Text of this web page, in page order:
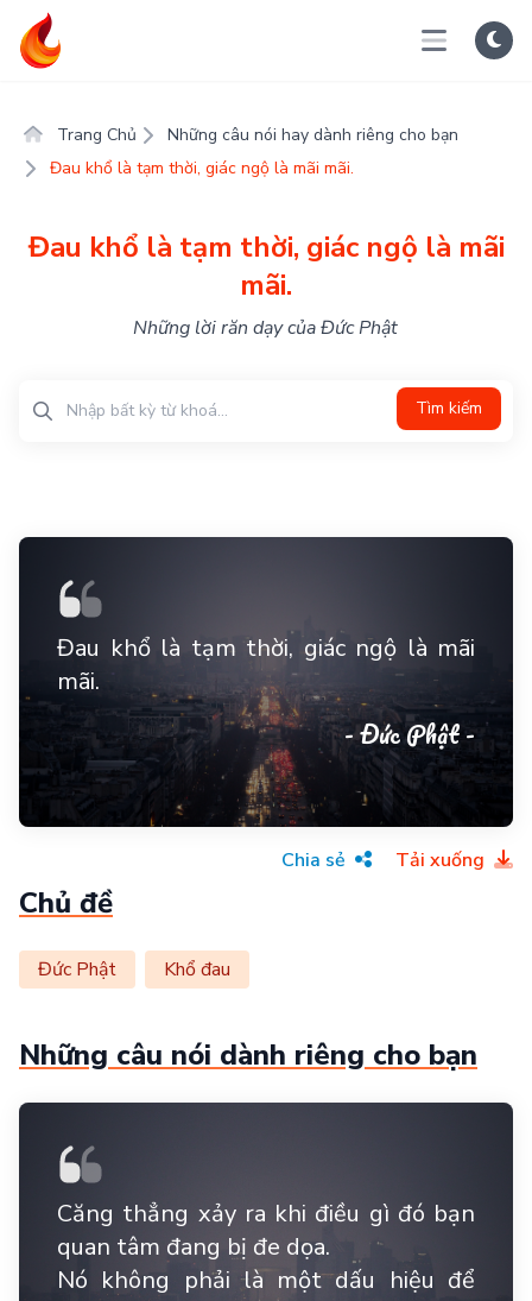
Trang Chủ
Những câu nói hay dành riêng cho bạn
Đau khổ là tạm thời, giác ngộ là mãi mãi.
Đau khổ là tạm thời, giác ngộ là mãi
mãi.
Những lời răn dạy của Đức Phật
Tìm kiếm
Đau khổ là tạm thời, giác ngộ là mãi
mãi.
- Đức Phật -
Chia sẻ Tải xuống
Chủ đề
Đức Phật Khổ đau
Những câu nói dành riêng cho bạn
Căng thẳng xảy ra khi điều gì đó bạn
quan tâm đang bị đe dọa.
Nó không phải là một dấu hiệu để